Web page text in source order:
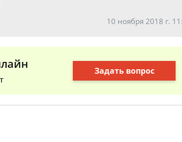
10 ноября 2018 г.
Задать вопрос